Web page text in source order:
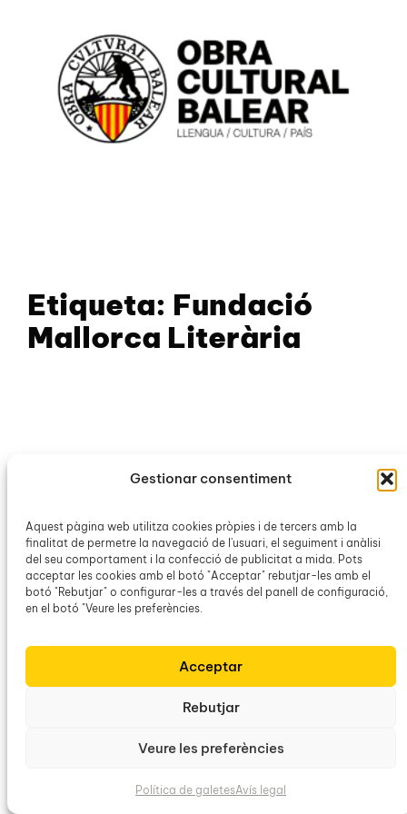
Gestionar consentiment
Aquest pàgina web utilitza cookies pròpies i de tercers amb la
finalitat de permetre la navegació de l'usuari, el seguiment i anàlisi
del seu comportament i la confecció de publicitat a mida. Pots
acceptar les cookies amb el botó "Acceptar" rebutjar-les amb el
botó "Rebutjar" o configurar-les a través del panell de configuració,
en el botó "Veure les preferències.
Acceptar
Rebutjar
Veure les preferències
Política de galetesAvís legal
Etiqueta: Fundació
Mallorca Literària
Obra Cultural Balear